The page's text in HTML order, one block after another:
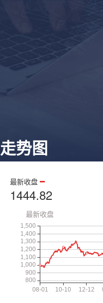
走势图
最新收盘
1444.82